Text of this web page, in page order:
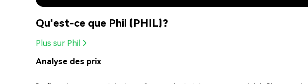
Qu'est-ce que Phil (PHIL)?
Plus sur Phil
Analyse des prix